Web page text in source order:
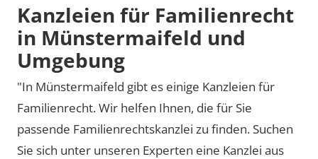
Kanzleien für Familienrecht
in Münstermaifeld und
Umgebung
"In Münstermaifeld gibt es einige Kanzleien für
Familienrecht. Wir helfen Ihnen, die für Sie
passende Familienrechtskanzlei zu finden. Suchen
Sie sich unter unseren Experten eine Kanzlei aus